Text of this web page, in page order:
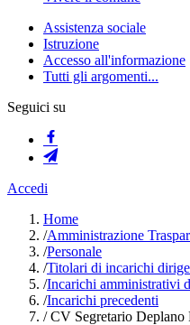
Assistenza sociale
Istruzione
Accesso all'informazione
Tutti gli argomenti...
Seguici su
Accedi
Home
/Amministrazione
/Personale
/Titolari di incarichi
/Incarichi amministrativi
/Incarichi precedenti
/CV Segretario Deplano